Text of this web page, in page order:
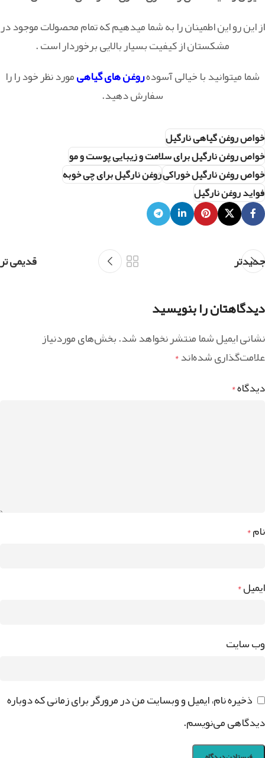
از این رو این اطمینان را به شما میدهیم که تمام محصولات موجود در
مشکستان از کیفیت بسیار بالایی برخوردار است .
شما میتوانید با خیالی آسودهروغن های گیاهیمورد نظر خود رارا
سفارش دهید.
خواص روغن گیاهی نارگیل
خواص روغن نارگیل برای سلامت و زیبایی پوست و مو
خواص روغن نارگیل خوراکیروغن نارگیل برای چی خوبه
فواید روغن نارگیل
جدیدتر قدیمی تر
دیدگاهتان را بنویسید
نشانی ایمیل شما منتشر نخواهد شد.بخش‌های موردنیاز
علامت‌گذاری شده‌اند*
دیدگاه*
نام*
ایمیل*
وب‌ سایت
ذخیره نام، ایمیل و وبسایت من در مرورگر برای زمانی که دوباره
دیدگاهی می‌نویسم.